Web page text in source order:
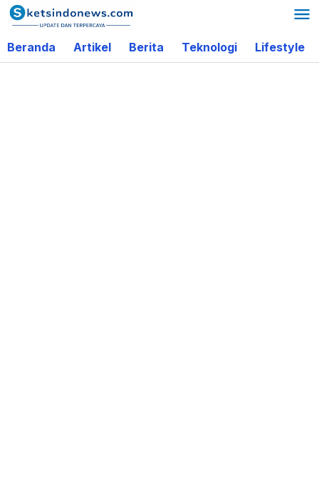
Lewati
ke
konten
Beranda Artikel Berita Teknologi Lifestyle